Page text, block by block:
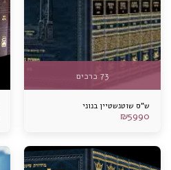
73 כרכים
ש"ס שוטנשטיין בנוני
₪5990